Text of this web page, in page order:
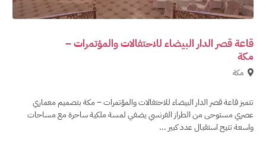
قاعة قصر الدار البيضاء للاحتفالات والمؤتمرات –
مكة
مكة
تتميز قاعة قصر الدار البيضاء للاحتفالات والمؤتمرات – مكة بتصميم معماري
عصري مستوحى من الطراز الفرنسي يضفي لمسة ملكية ساحرة مع مساحات
واسعة تتيح استقبال عدد كبير ...